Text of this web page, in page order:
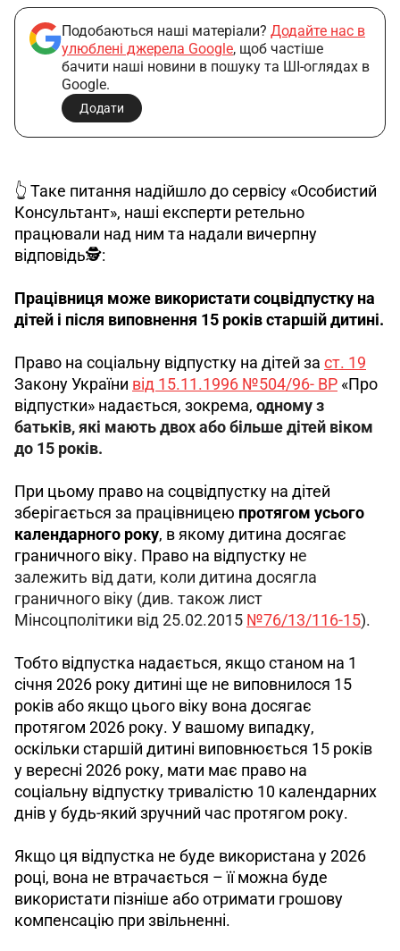
Подобаються наші матеріали? Додайте нас в
улюблені джерела Google, щоб частіше
бачити наші новини в пошуку та ШІ-оглядах в
Google.
Додати
👆 Таке питання надійшло до сервісу «Особистий
Консультант», наші експерти ретельно
працювали над ним та надали вичерпну
відповідь🕵️:
Працівниця може використати соцвідпустку на
дітей і після виповнення 15 років старшій дитині.
Право на соціальну відпустку на дітей за ст. 19
Закону України від 15.11.1996 №504/96- ВР «Про
відпустки» надається, зокрема, одному з
батьків, які мають двох або більше дітей віком
до 15 років.
При цьому право на соцвідпустку на дітей
зберігається за працівницею протягом усього
календарного року, в якому дитина досягає
граничного віку. Право на відпустку не
залежить від дати, коли дитина досягла
граничного віку (див. також лист
Мінсоцполітики від 25.02.2015 №76/13/116-15).
Тобто відпустка надається, якщо станом на 1
січня 2026 року дитині ще не виповнилося 15
років або якщо цього віку вона досягає
протягом 2026 року. У вашому випадку,
оскільки старшій дитині виповнюється 15 років
у вересні 2026 року, мати має право на
соціальну відпустку тривалістю 10 календарних
днів у будь-який зручний час протягом року.
Якщо ця відпустка не буде використана у 2026
році, вона не втрачається – її можна буде
використати пізніше або отримати грошову
компенсацію при звільненні.